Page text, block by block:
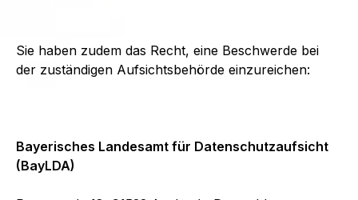
Sie haben zudem das Recht, eine Beschwerde bei
der zuständigen Aufsichtsbehörde einzureichen:
Bayerisches Landesamt für Datenschutzaufsicht
(BayLDA)